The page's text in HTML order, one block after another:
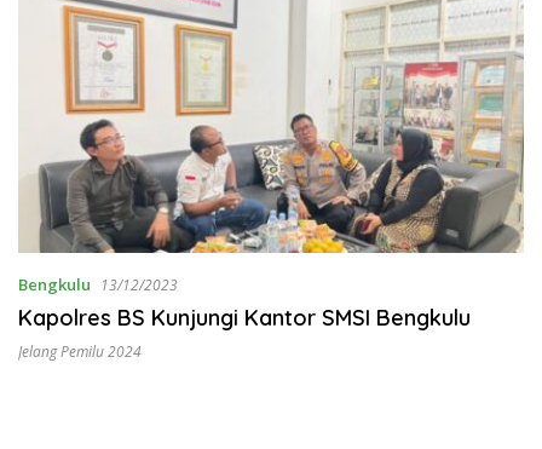
Bengkulu 13/12/2023
Kapolres BS Kunjungi Kantor SMSI Bengkulu
Jelang Pemilu 2024